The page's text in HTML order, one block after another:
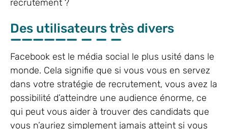
recrutement ?
Des utilisateurs très divers
Facebook est le média social le plus usité dans le
monde. Cela signifie que si vous vous en servez
dans votre stratégie de recrutement, vous avez la
possibilité d’atteindre une audience énorme, ce
qui peut vous aider à trouver des candidats que
vous n’auriez simplement jamais atteint si vous